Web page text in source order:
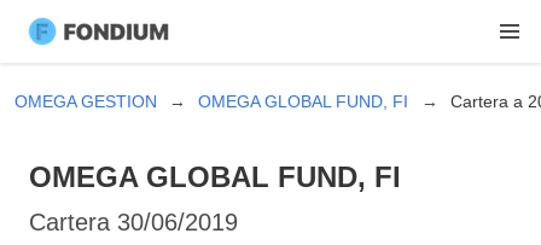
OMEGA GESTION OMEGA GLOBAL FUND, FI Cartera a
OMEGA GLOBAL FUND, FI
Cartera 30/06/2019